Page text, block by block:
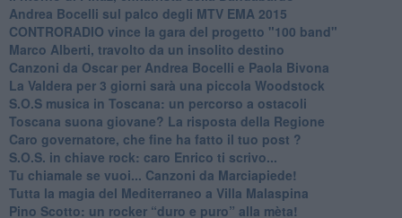
Andrea Bocelli sul palco degli MTV EMA 2015
CONTRORADIO vince la gara del progetto "100 band"
Marco Alberti, travolto da un insolito destino
Canzoni da Oscar per Andrea Bocelli e Paola Bivona
La Valdera per 3 giorni sarà una piccola Woodstock
S.O.S musica in Toscana: un percorso a ostacoli
​Toscana suona giovane? La risposta della Regione
Caro governatore, che fine ha fatto il tuo post ?
S.O.S. in chiave rock: caro Enrico ti scrivo...
Tu chiamale se vuoi... Canzoni da Marciapiede!
​Tutta la magia del Mediterraneo a Villa Malaspina
​Pino Scotto: un rocker “duro e puro” alla mèta!